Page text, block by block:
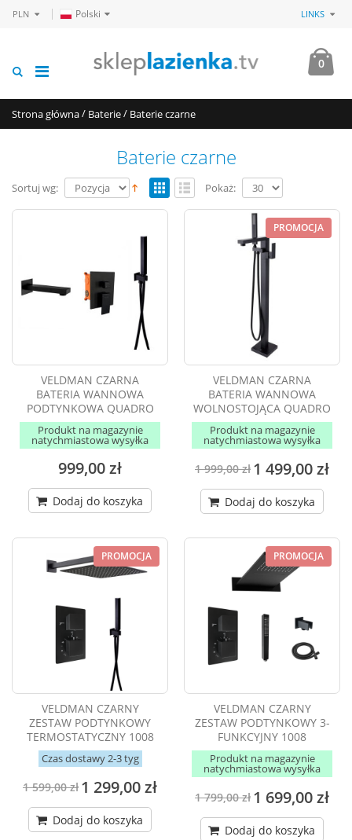
PLN Polski LINKS
0
Strona główna/ Baterie/ Baterie czarne
Baterie czarne
Sortuj wg: Pokaż:
VELDMAN CZARNA
BATERIA WANNOWA
PODTYNKOWA QUADRO
Produkt na magazynie
natychmiastowa wysyłka
999,00 zł
Dodaj do koszyka
PROMOCJA
VELDMAN CZARNA
BATERIA WANNOWA
WOLNOSTOJĄCA QUADRO
Produkt na magazynie
natychmiastowa wysyłka
1 999,00 zł 1 499,00 zł
Dodaj do koszyka
PROMOCJA
VELDMAN CZARNY
ZESTAW PODTYNKOWY
TERMOSTATYCZNY 1008
Czas dostawy 2-3 tyg
1 599,00 zł 1 299,00 zł
Dodaj do koszyka
PROMOCJA
VELDMAN CZARNY
ZESTAW PODTYNKOWY 3-
FUNKCYJNY 1008
Produkt na magazynie
natychmiastowa wysyłka
1 799,00 zł 1 699,00 zł
Dodaj do koszyka